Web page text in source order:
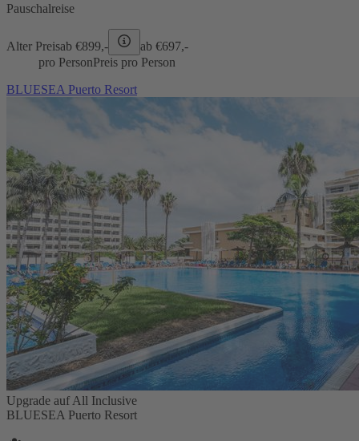
Pauschalreise
Alter Preisab €899,- ab €697,-
pro PersonPreis pro Person
BLUESEA Puerto Resort
Upgrade auf All Inclusive
BLUESEA Puerto Resort